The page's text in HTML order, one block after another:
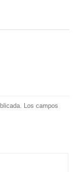
Los campos